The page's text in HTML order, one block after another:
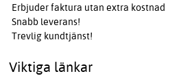
Erbjuder faktura utan extra kostnad
Snabb leverans!
Trevlig kundtjänst!
Viktiga länkar